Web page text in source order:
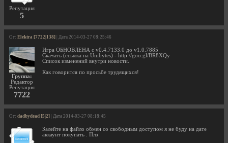
Репутация
5
От: Elektra [7722|138] | Дата 2014-03-27 08:25:46
Группа:
Редактор
Репутация
7722
Игра ОБНОВЛЕНА с v0.4.7133.0 до v1.0.7885
Скачать (ссылка на Unibytes) - http://goo.gl/BR8XQy
Список изменений внутри новости.
Как говорится по просьбе трудящихся!
От: dadbydead [5|2] | Дата 2014-03-27 08:18:45
Залейте на файло обмен со свободным доступом я не буду на дате
аккаунт покупать . Плз